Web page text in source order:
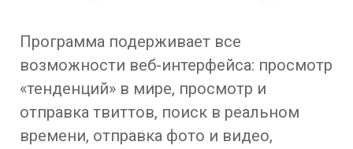
Программа подерживает все
возможности веб-интерфейса: просмотр
«тенденций» в мире, просмотр и
отправка твиттов, поиск в реальном
времени, отправка фото и видео,